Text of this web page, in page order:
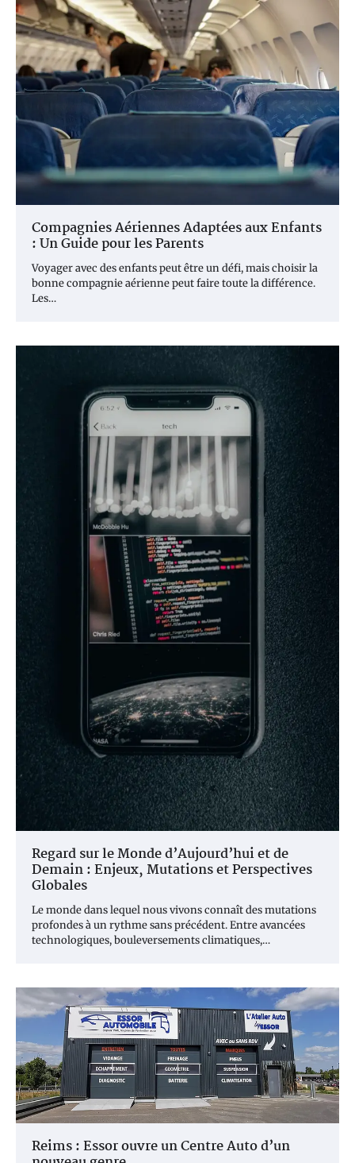
Compagnies Aériennes Adaptées aux Enfants
: Un Guide pour les Parents
Voyager avec des enfants peut être un défi, mais choisir la
bonne compagnie aérienne peut faire toute la différence.
Les…
Regard sur le Monde d’Aujourd’hui et de
Demain : Enjeux, Mutations et Perspectives
Globales
Le monde dans lequel nous vivons connaît des mutations
profondes à un rythme sans précédent. Entre avancées
technologiques, bouleversements climatiques,…
Reims : Essor ouvre un Centre Auto d’un